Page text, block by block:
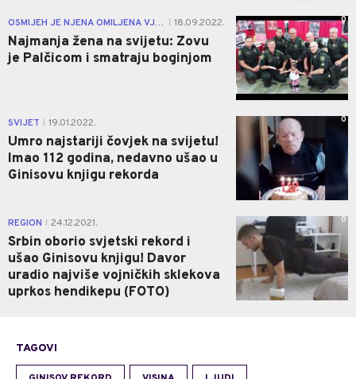
OSMIJEH JE NJENA OMILJENA VJEŽBA 18.09.2022.
Najmanja žena na svijetu: Zovu
je Palčicom i smatraju boginjom
0
SVIJET 19.01.2022.
Umro najstariji čovjek na svijetu!
Imao 112 godina, nedavno ušao u
Ginisovu knjigu rekorda
0
REGION 24.12.2021.
Srbin oborio svjetski rekord i
ušao Ginisovu knjigu! Davor
uradio najviše vojničkih sklekova
uprkos hendikepu (FOTO)
0
TAGOVI